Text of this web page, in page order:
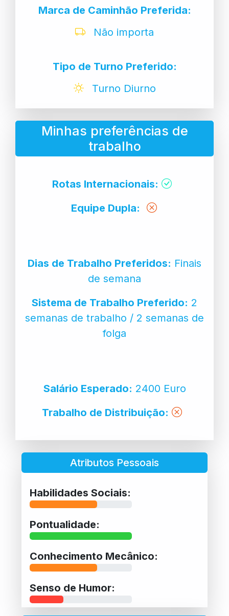
Marca de Caminhão Preferida:
Não importa
Tipo de Turno Preferido:
Turno Diurno
Minhas preferências de
trabalho
Rotas Internacionais:
Equipe Dupla:
Dias de Trabalho Preferidos: Finais
de semana
Sistema de Trabalho Preferido: 2
semanas de trabalho / 2 semanas de
folga
Salário Esperado: 2400 Euro
Trabalho de Distribuição:
Atributos Pessoais
Habilidades Sociais:
Pontualidade:
Conhecimento Mecânico:
Senso de Humor: